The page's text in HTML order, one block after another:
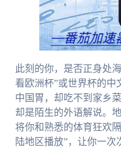
此刻的你，是否正身处
看欧洲杯”或世界杯的中
中国胃，却吃不到家乡
却是陌生的外语解说。
将你和熟悉的体育狂欢
陆地区播放”，让你一